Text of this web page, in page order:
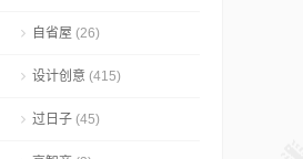
自省屋 (26)
设计创意 (415)
过日子 (45)